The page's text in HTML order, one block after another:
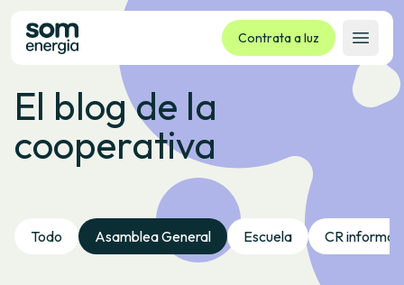
Contrata a luz
Abrir
Tarifas
Servizos
Empresas
La cooperativa
Contacto
Trámites
El blog de la
cooperativa
Todo Asamblea General Escuela CR informa